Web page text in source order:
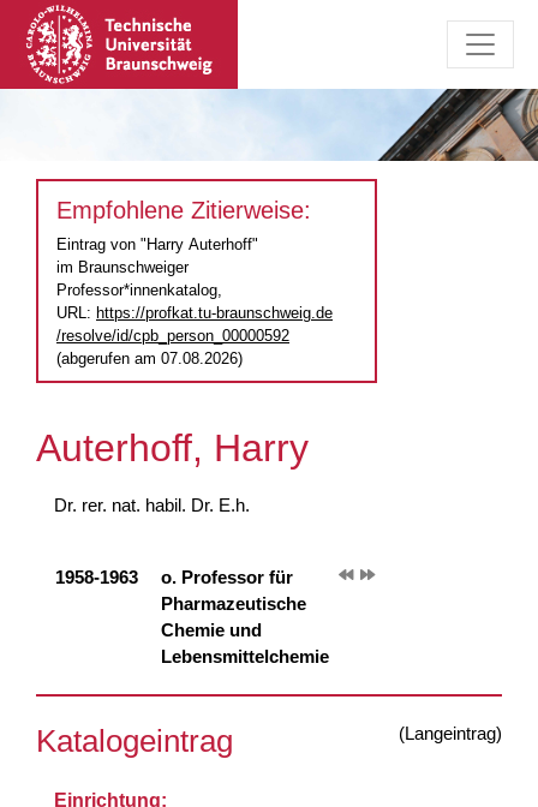
Empfohlene Zitierweise:
Eintrag von "Harry Auterhoff"
im Braunschweiger
Professor*innenkatalog,
URL: https://profkat.tu-braunschweig.de
/resolve/id/cpb_person_00000592
(abgerufen am 07.08.2026)
Auterhoff, Harry
Dr. rer. nat. habil. Dr. E.h.
1958-1963
o. Professor für
Pharmazeutische
Chemie und
Lebensmittelchemie
(Langeintrag)
Katalogeintrag
Einrichtung: